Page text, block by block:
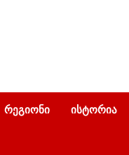
ᲠᲔᲒᲘᲝᲜᲘ ᲘᲡᲢᲝᲠᲘᲐ